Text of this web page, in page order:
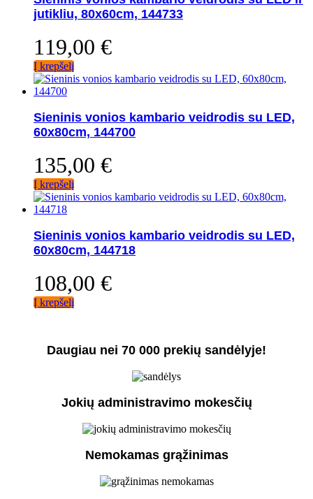
jutikliu, 80x60cm, 144733
119,00 €
Į krepšelį
Sieninis vonios kambario veidrodis su LED,
60x80cm, 144700
135,00 €
Į krepšelį
Sieninis vonios kambario veidrodis su LED,
60x80cm, 144718
108,00 €
Į krepšelį
Daugiau nei 70 000 prekių sandėlyje!
Jokių administravimo mokesčių
Nemokamas grąžinimas